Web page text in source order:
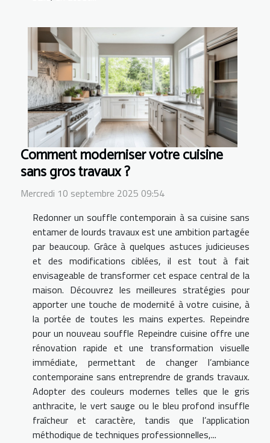
Comment moderniser votre cuisine
sans gros travaux ?
Mercredi 10 septembre 2025 09:54
Redonner un souffle contemporain à sa cuisine sans
entamer de lourds travaux est une ambition partagée
par beaucoup. Grâce à quelques astuces judicieuses
et des modifications ciblées, il est tout à fait
envisageable de transformer cet espace central de la
maison. Découvrez les meilleures stratégies pour
apporter une touche de modernité à votre cuisine, à
la portée de toutes les mains expertes. Repeindre
pour un nouveau souffle Repeindre cuisine offre une
rénovation rapide et une transformation visuelle
immédiate, permettant de changer l’ambiance
contemporaine sans entreprendre de grands travaux.
Adopter des couleurs modernes telles que le gris
anthracite, le vert sauge ou le bleu profond insuffle
fraîcheur et caractère, tandis que l’application
méthodique de techniques professionnelles,...